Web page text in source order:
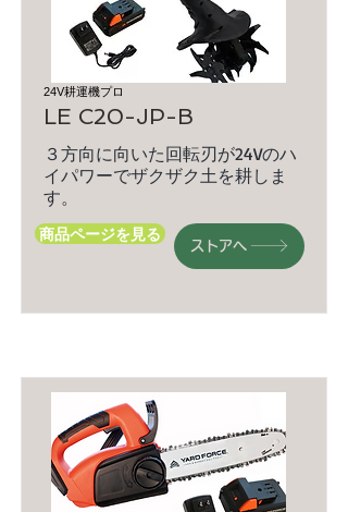
24V耕運機プロ
LE C20-JP-B
３方向に向いた回転刃が24Vのハ
イパワーでザクザク土を耕しま
す。
商品ページを見る
ストアへ